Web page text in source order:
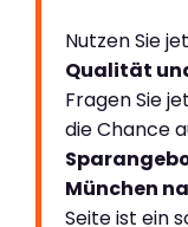
Nutzen Sie
Qualität
Fragen Sie
die Chance
München
Seite ist ein